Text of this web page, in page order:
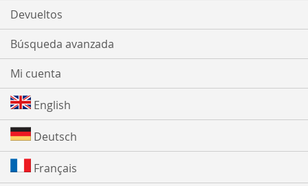
Devueltos
Búsqueda avanzada
Mi cuenta
English
Deutsch
Français